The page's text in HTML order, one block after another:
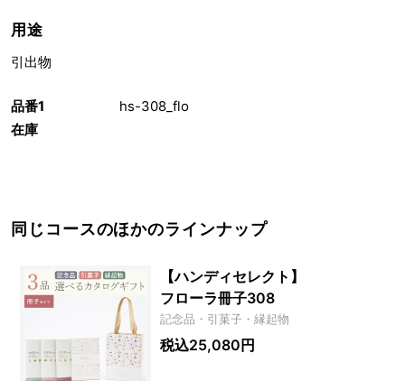
品番1
hs-308_flo
在庫
用途
引出物
同じコースのほかのラインナップ
【ハンディセレクト】
フローラ冊子308
記念品・引菓子・縁起物
税込25,080円